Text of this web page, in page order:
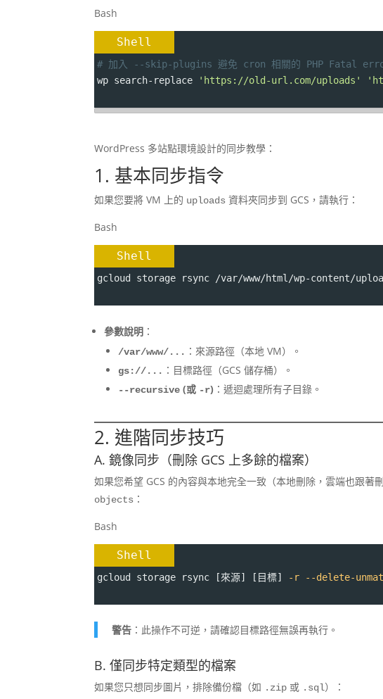
Bash
Shell
# 加入 --skip-plugins 避免 cron 相關的 PHP Fatal
wp search-replace
'https://old-url.com/uploads'
WordPress 多站點環境設計的同步教學：
1. 基本同步指令
如果您要將 VM 上的 uploads 資料夾同步到 GCS，請執行：
Bash
Shell
gcloud storage rsync /var/www/html/wp-content/
參數說明 ：
/var/www/... ：來源路徑（本地 VM）。
gs://... ：目標路徑（GCS 儲存桶）。
--recursive (或 -r) ：遞迴處理所有子目錄。
2. 進階同步技巧
A. 鏡像同步（刪除 GCS 上多餘的檔案）
如果您希望 GCS 的內容與本地完全一致（本地刪除，雲端也跟著
objects ：
Bash
Shell
gcloud storage rsync [來源] [目標] -r --delete-
警告 ：此操作不可逆，請確認目標路徑無誤再執行。
B. 僅同步特定類型的檔案
如果您只想同步圖片，排除備份檔（如 .zip 或 .sql）：